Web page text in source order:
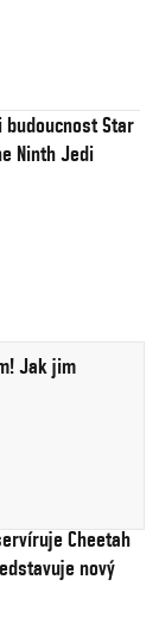
Star
Ninth Jedi
Jak jim
Cheetah
nový